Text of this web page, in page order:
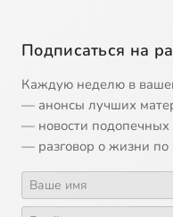
Подписаться на
Каждую неделю в
— анонсы лучших
— новости подопечных
— разговор о жизни по